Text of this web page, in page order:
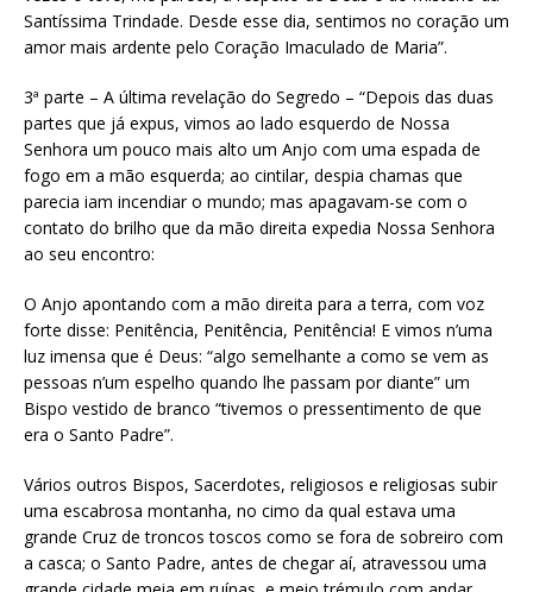
Santíssima Trindade. Desde esse dia, sentimos no coração um
amor mais ardente pelo Coração Imaculado de Maria”.
3ª parte – A última revelação do Segredo – “Depois das duas
partes que já expus, vimos ao lado esquerdo de Nossa
Senhora um pouco mais alto um Anjo com uma espada de
fogo em a mão esquerda; ao cintilar, despia chamas que
parecia iam incendiar o mundo; mas apagavam-se com o
contato do brilho que da mão direita expedia Nossa Senhora
ao seu encontro:
O Anjo apontando com a mão direita para a terra, com voz
forte disse: Penitência, Penitência, Penitência! E vimos n’uma
luz imensa que é Deus: “algo semelhante a como se vem as
pessoas n’um espelho quando lhe passam por diante” um
Bispo vestido de branco “tivemos o pressentimento de que
era o Santo Padre”.
Vários outros Bispos, Sacerdotes, religiosos e religiosas subir
uma escabrosa montanha, no cimo da qual estava uma
grande Cruz de troncos toscos como se fora de sobreiro com
a casca; o Santo Padre, antes de chegar aí, atravessou uma